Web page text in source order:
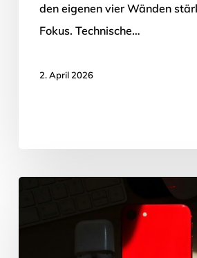
den eigenen vier Wänden
Fokus. Technische…
2. April 2026